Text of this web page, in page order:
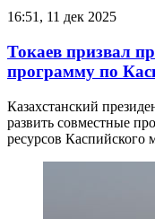
16:51, 11 дек 2025
Токаев призвал
программу по
Казахстанский
развить совместные
ресурсов Каспийского